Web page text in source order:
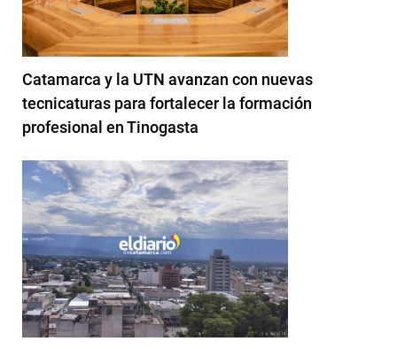
Catamarca y la UTN avanzan con nuevas
tecnicaturas para fortalecer la formación
profesional en Tinogasta